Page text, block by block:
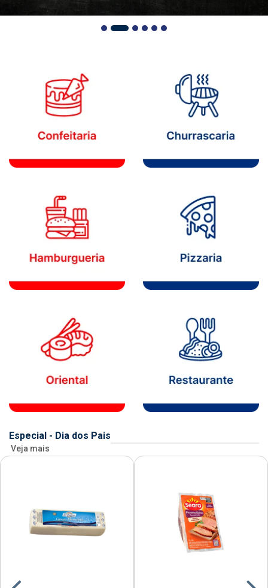
Especial - Dia dos Pais
Veja mais